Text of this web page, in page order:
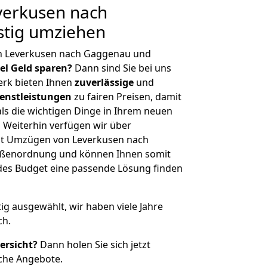
nach
umziehen
nach Gaggenau und
Geld sparen? Dann sind Sie bei uns
bieten Ihnen zuverlässige und
zu fairen Preisen, damit
die wichtigen Dinge in Ihrem neuen
verfügen wir über
von Leverkusen nach
und können Ihnen somit
Budget eine passende Lösung finden
ausgewählt, wir haben viele Jahre
Dann holen Sie sich jetzt
Angebote.